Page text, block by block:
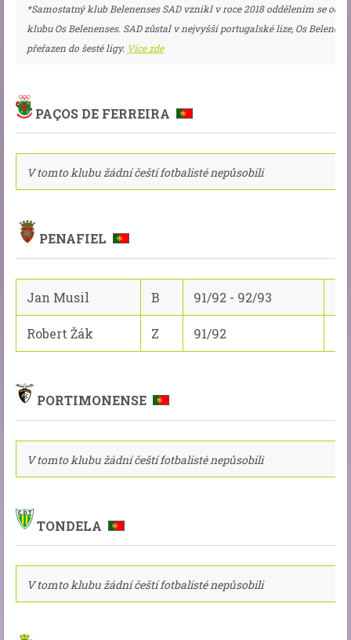
*Samostatný klub Belenenses SAD vznikl v roce 2018 oddělením se od
klubu Os Belenenses. SAD zůstal v nejvyšší portugalské lize, Os
přeřazen do šesté ligy. Více zde
PAÇOS DE FERREIRA
V tomto klubu žádní čeští fotbalisté nepůsobili
PENAFIEL
Jan Musil B 91/92 - 92/93
Robert Žák Z 91/92
PORTIMONENSE
V tomto klubu žádní čeští fotbalisté nepůsobili
TONDELA
V tomto klubu žádní čeští fotbalisté nepůsobili